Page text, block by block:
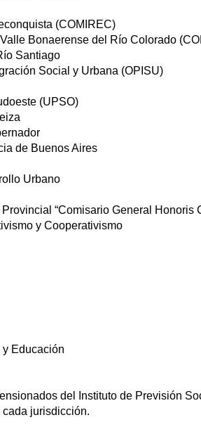
(COMIREC)
Bonaerense del Río Colorado
Santiago
Social y Urbana (OPISU)
(UPSO)
de Buenos Aires
Urbano
“Comisario General Honoris
y Cooperativismo
Educación
del Instituto de Previsión
jurisdicción.